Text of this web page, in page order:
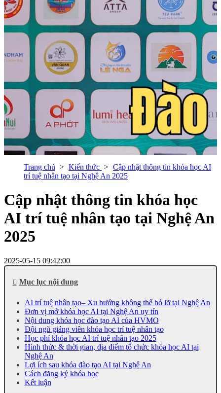
Trang chủ Kiến thức
Cập nhật thông tin khóa học AI
trí tuệ nhân tạo tại Nghệ An 2025
Cập nhật thông tin khóa học
AI trí tuệ nhân tạo tại Nghệ An
2025
2025-05-15 09:42:00
Mục lục nội dung
AI trí tuệ nhân tạo– Xu hướng không thể bỏ lỡ tại Nghệ An
Đơn vị mở khóa học AI tại Nghệ An uy tín
Nội dung khóa học đào tạo AI của HVMO
Đội ngũ giảng viên khóa học trí tuệ nhân tạo
Học phí khóa học AI trí tuệ nhân tạo 2025
Hình thức & thời gian, địa điểm tổ chức khóa học AI tại
Nghệ An
Lợi ích sau khóa đào tạo AI tại Nghệ An
Cách đăng ký khóa học
Kết luận